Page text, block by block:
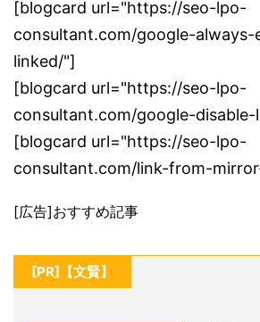
[blogcard url="https://seo-lpo-
consultant.com/google-always-
linked/"]
[blogcard url="https://seo-lpo-
consultant.com/google-
[blogcard url="https://seo-lpo-
consultant.com/link-from-
[広告]おすすめ記事
[PR]【文賢】